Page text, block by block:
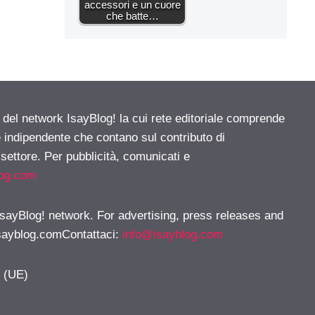
accessori e un cuore
che batte…
network IsayBlog! la cui rete editoriale comprende
che contano sul contributo di
Per pubblicità, comunicati e
network. For advertising, press releases and
: info@isayblog.com
(UE)